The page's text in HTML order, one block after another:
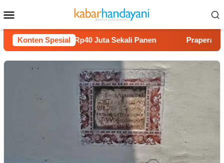
ke
kontenMobile
Konten Spesial
Untung Rp40 Juta Sekali Panen Praperadilan